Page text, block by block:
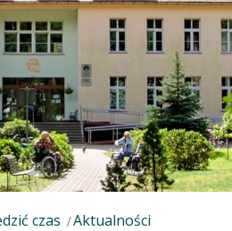
czas
Aktualności